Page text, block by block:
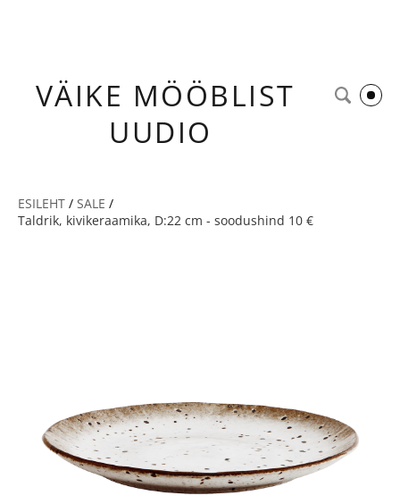
VÄIKE MÖÖBLIST
UUDIO
ESILEHT / SALE /
Taldrik, kivikeraamika, D:22 cm - soodushind 10 €